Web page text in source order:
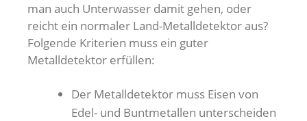
man auch Unterwasser damit gehen, oder
reicht ein normaler Land-Metalldetektor aus?
Folgende Kriterien muss ein guter
Metalldetektor erfüllen:
Der Metalldetektor muss Eisen von
Edel- und Buntmetallen unterscheiden